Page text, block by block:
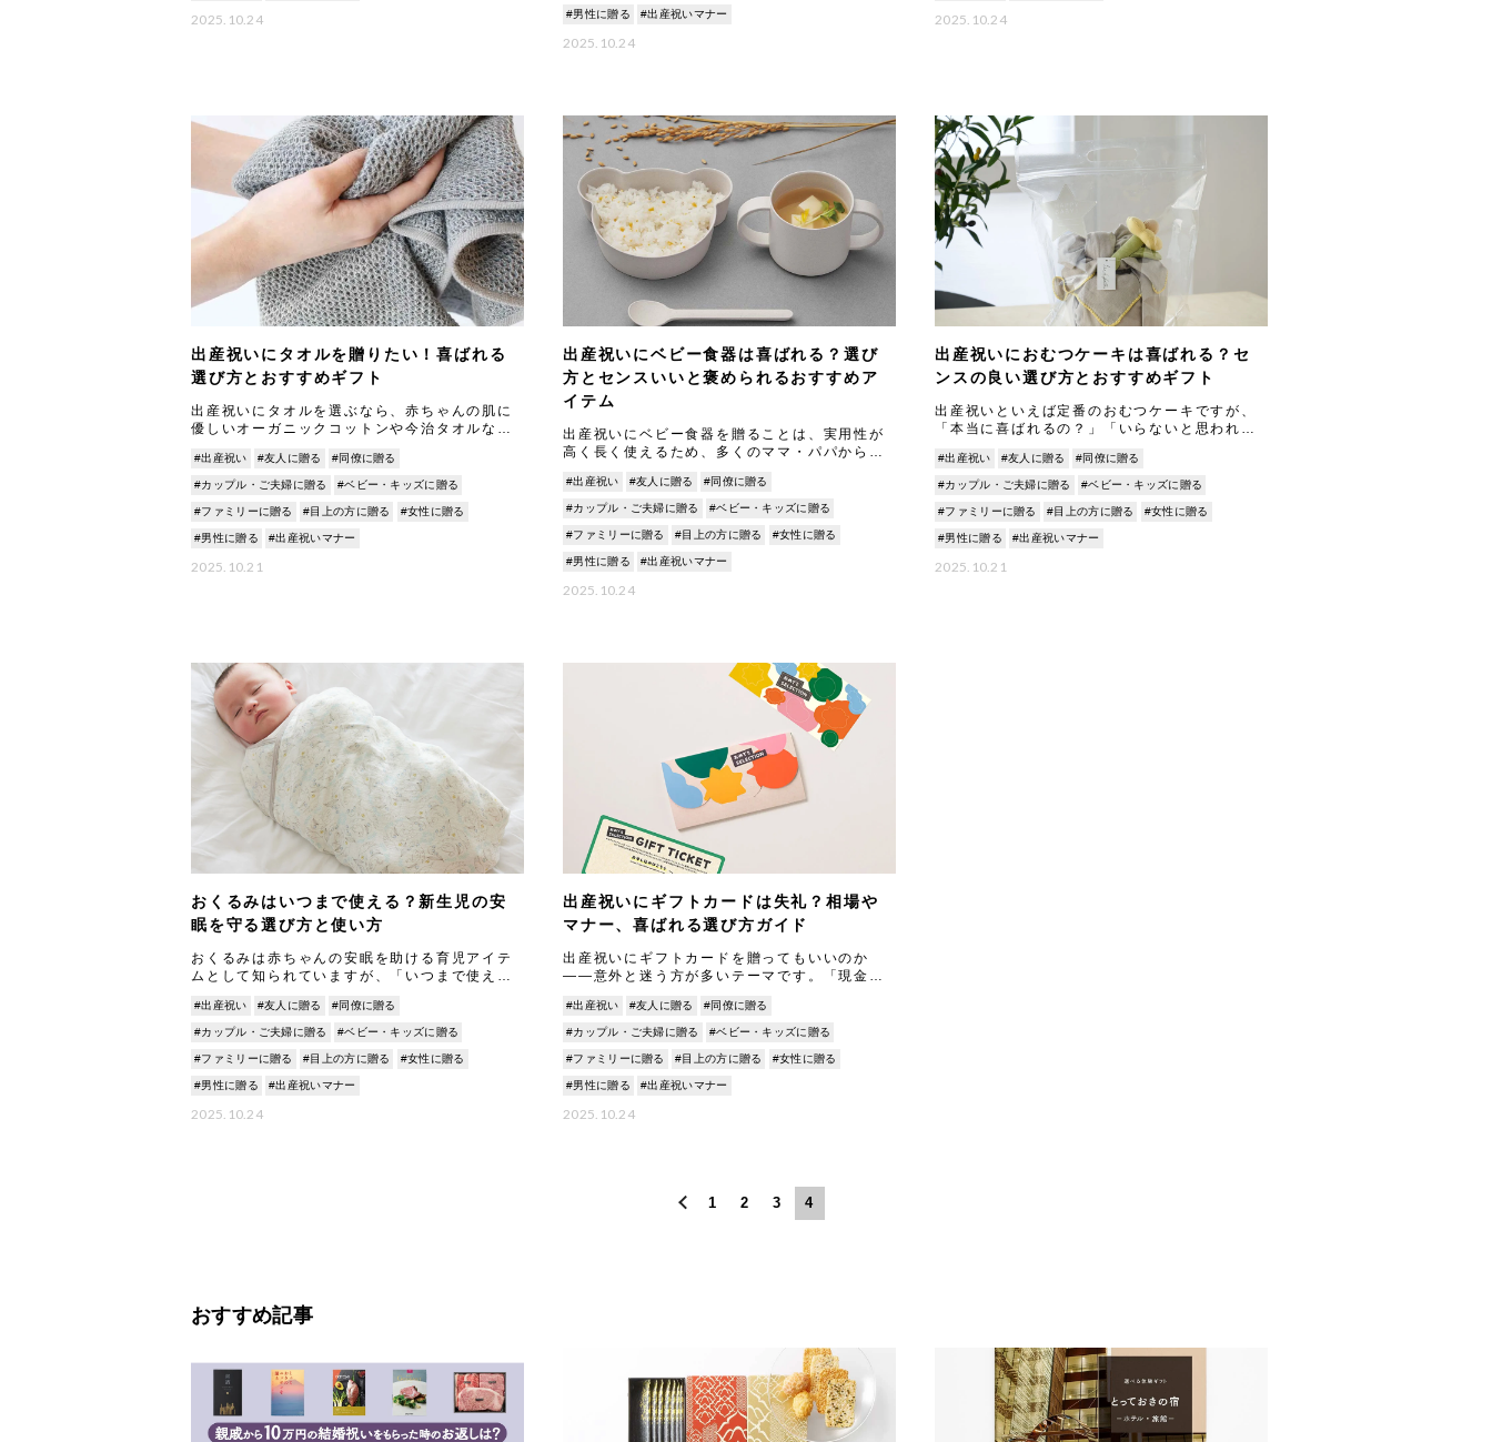
2025.10.24 #男性に贈る #出産祝いマナー
2025.10.24
2025.10.24
出産祝いにタオルを贈りたい！喜ばれる
選び方とおすすめギフト
出産祝いにタオルを選ぶなら、赤ちゃんの肌に
優しいオーガニックコットンや今治タオルな
フトセットがおすすめです。タオルは何枚あっ
ても
#出産祝い #友人に贈る #同僚に贈る
#カップル・ご夫婦に贈る #ベビー・キッズに贈る
#ファミリーに贈る #目上の方に贈る #女性に贈る
#男性に贈る #出産祝いマナー
2025.10.21
出産祝いにベビー食器は喜ばれる？選び
方とセンスいいと褒められるおすすめア
イテム
出産祝いにベビー食器を贈ることは、実用性が
高く長く使えるため、多くのママ・パパから喜
まで毎日使うアイテムで、複数あっても困らな
いのが大きな
#出産祝い #友人に贈る #同僚に贈る
#カップル・ご夫婦に贈る #ベビー・キッズに贈る
#ファミリーに贈る #目上の方に贈る #女性に贈る
#男性に贈る #出産祝いマナー
2025.10.24
出産祝いにおむつケーキは喜ばれる？セ
ンスの良い選び方とおすすめギフト
出産祝いといえば定番のおむつケーキですが、
「本当に喜ばれるの？」「いらないと思われな
際には、実用的なおむつを使いながら、インテ
リアに映え
#出産祝い #友人に贈る #同僚に贈る
#カップル・ご夫婦に贈る #ベビー・キッズに贈る
#ファミリーに贈る #目上の方に贈る #女性に贈る
#男性に贈る #出産祝いマナー
2025.10.21
おくるみはいつまで使える？新生児の安
眠を守る選び方と使い方
おくるみは赤ちゃんの安眠を助ける育児アイテ
ムとして知られていますが、「いつまで使える
いい？」など、用途や選び方で迷う方も多いの
ではないでし
#出産祝い #友人に贈る #同僚に贈る
#カップル・ご夫婦に贈る #ベビー・キッズに贈る
#ファミリーに贈る #目上の方に贈る #女性に贈る
#男性に贈る #出産祝いマナー
2025.10.24
出産祝いにギフトカードは失礼？相場や
マナー、喜ばれる選び方ガイド
出産祝いにギフトカードを贈ってもいいのか
――意外と迷う方が多いテーマです。「現金よ
な？」「マナー違反にならない？」と検索され
る方も少なくあ
#出産祝い #友人に贈る #同僚に贈る
#カップル・ご夫婦に贈る #ベビー・キッズに贈る
#ファミリーに贈る #目上の方に贈る #女性に贈る
#男性に贈る #出産祝いマナー
2025.10.24
1 2 3 4
おすすめ記事